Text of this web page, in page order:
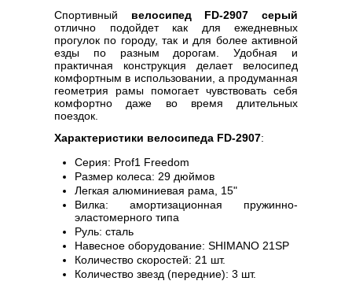
Спортивный велосипед FD-2907 серый
отлично подойдет как для ежедневных
прогулок по городу, так и для более активной
езды по разным дорогам. Удобная и
практичная конструкция делает велосипед
комфортным в использовании, а продуманная
геометрия рамы помогает чувствовать себя
комфортно даже во время длительных
поездок.
Характеристики велосипеда FD-2907:
Серия: Prof1 Freedom
Размер колеса: 29 дюймов
Легкая алюминиевая рама, 15"
Вилка: амортизационная пружинно-
эластомерного типа
Руль: сталь
Навесное оборудование: SHIMANO 21SP
Количество скоростей: 21 шт.
Количество звезд (передние): 3 шт.